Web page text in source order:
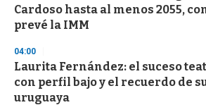
Cardoso hasta al menos 2055,
prevé la IMM
04:00
Laurita Fernández: el suceso
con perfil bajo y el recuerdo de
uruguaya